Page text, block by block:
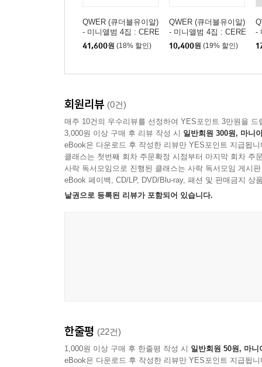
QWER (큐더블유이알)
- 미니앨범 4집 : CERE
MONY [Booklet Ver.][4
종 SET]
41,600원 (18% 할인)
QWER (큐더블유이알)
- 미니앨범 4집 : CERE
MONY [Booklet Ver.][4
종 중 1종 랜덤발송]
10,400원 (19% 할인)
-
회원리뷰 (0건)
매주 10건의 우수리뷰를 선정하여 YES포인트 3만원을 드
3,000원 이상 구매 후 리뷰 작성 시 일반회원 300원, 마니
eBook은 다운로드 후 작성한 리뷰만 YES포인트 지급됩니
클래스는 첫번째 회차 주문확정 시점부터 마지막 회차 주
사락 독서모임으로 진행된 클래스는 사락 독서모임 게시
eBook 페이백, CD/LP, DVD/Blu-ray, 패션 및 판매금지 상
낱권으로 등록된 리뷰가 포함되어 있습니다.
한줄평 (22건)
1,000원 이상 구매 후 한줄평 작성 시 일반회원 50원, 마니
eBook은 다운로드 후 작성한 리뷰만 YES포인트 지급됩니